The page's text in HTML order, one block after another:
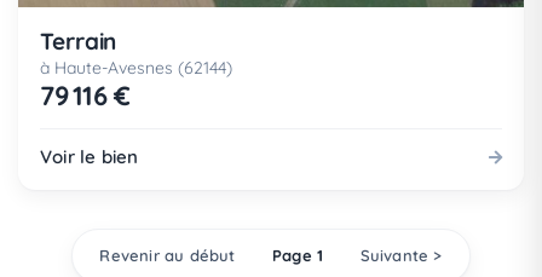
Terrain
à Haute-Avesnes (62144)
79 116 €
Voir le bien
Revenir au début Page 1 Suivante >